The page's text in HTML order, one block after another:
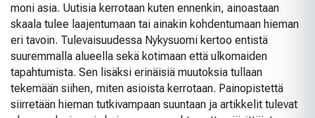
moni asia. Uutisia kerrotaan kuten ennenkin, ainoastaan
skaala tulee laajentumaan tai ainakin kohdentumaan hieman
eri tavoin. Tulevaisuudessa Nykysuomi kertoo entistä
suuremmalla alueella sekä kotimaan että ulkomaiden
tapahtumista. Sen lisäksi erinäisiä muutoksia tullaan
tekemään siihen, miten asioista kerrotaan. Painopistettä
siirretään hieman tutkivampaan suuntaan ja artikkelit tulevat